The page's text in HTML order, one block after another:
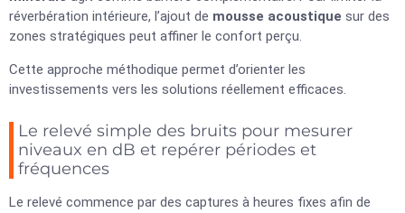
réverbération intérieure, l’ajout de mousse acoustique sur des
zones stratégiques peut affiner le confort perçu.
Cette approche méthodique permet d’orienter les
investissements vers les solutions réellement efficaces.
Le relevé simple des bruits pour mesurer
niveaux en dB et repérer périodes et
fréquences
Le relevé commence par des captures à heures fixes afin de